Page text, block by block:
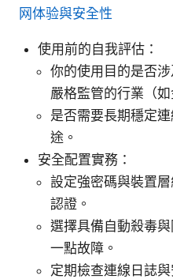
网体验與安全性
使用前的自我評估：
你的使用目的是否
嚴格監管的行業（
是否需要長期穩定
途。
安全配置實務：
設定強密碼與裝置
認證。
選擇具備自動殺毒
一點故障。
定期檢查連線日誌